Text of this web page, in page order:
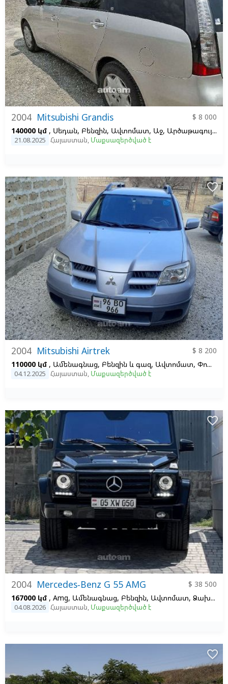
2004 Mitsubishi Grandis
$ 8 000
140000 կմ , Սեդան, Բենզին, Ավտոմատ, Աջ, Արծաթագույն,
21.08.2025 Հայաստան, Մաքսազերծված է
2004 Mitsubishi Airtrek
$ 8 200
110000 կմ , Ամենագնաց, Բենզին և գազ, Ավտոմատ, Փոխված աջից ձախ,
04.12.2025 Հայաստան, Մաքսազերծված է
favorite_border
2004 Mercedes-Benz G 55 AMG
$ 38 500
167000 կմ , Amg, Ամենագնաց, Բենզին, Ավտոմատ, Ձախ,
04.08.2026 Հայաստան, Մաքսազերծված է
favorite_border
favorite_border